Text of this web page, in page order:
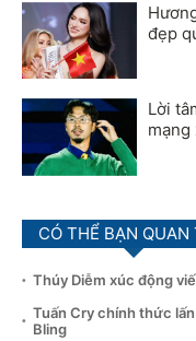
đẹp
Lời
mạng
CÓ THỂ BẠN QUAN
Thúy Diễm xúc động
Tuấn Cry chính thức
Bling